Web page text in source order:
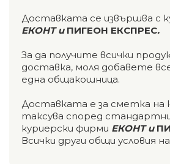
Доставката се извършва с
ЕКОНТ и ПИГЕОН ЕКСПРЕС.
За да получите всички
доставка, моля добавете
една общакошница.
Доставката е за сметка на
таксува според
куриерски фирми ЕКОНТ и
Всички други общи условия